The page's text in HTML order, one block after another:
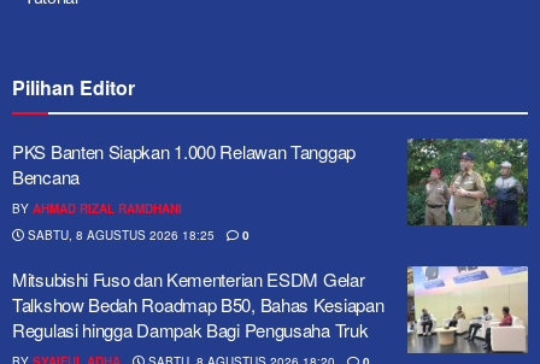
Pilihan Editor
PKS Banten Siapkan 1.000 Relawan Tanggap
Bencana
BY AHMAD RIZAL RAMDHANI
SABTU, 8 AGUSTUS 2026 18:25
0
Mitsubishi Fuso dan Kementerian ESDM Gelar
Talkshow Bedah Roadmap B50, Bahas Kesiapan
Regulasi hingga Dampak Bagi Pengusaha Truk